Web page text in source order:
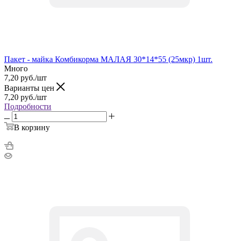
Пакет - майка Комбикорма МАЛАЯ 30*14*55 (25мкр) 1шт.
Много
7,20 руб./шт
Варианты цен
7,20 руб./шт
Подробности
В корзину